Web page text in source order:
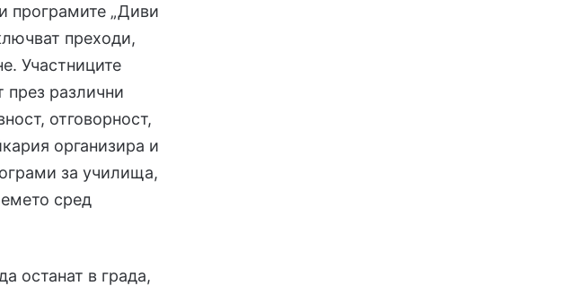
програмите „Диви
преходи,
Участниците
през различни
отговорност,
организира и
за училища,
сред
останат в града,